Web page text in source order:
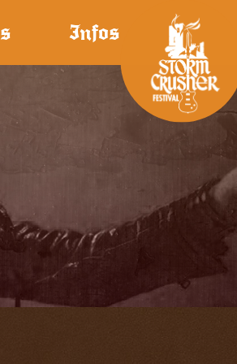
Infos